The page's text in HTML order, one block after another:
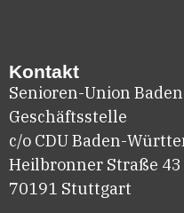
Kontakt
Senioren-Union
Geschäftsstelle
c/o CDU Baden-
Heilbronner Straße 43
70191 Stuttgart